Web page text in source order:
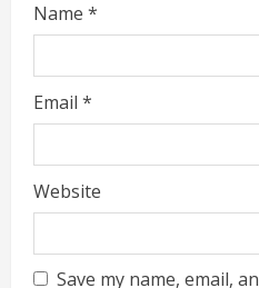
Name *
Email *
Website
Save my name, email,